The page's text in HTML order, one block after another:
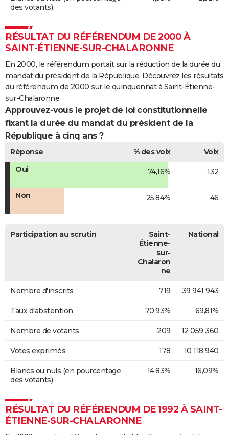
des votants)
RÉSULTAT DU RÉFÉRENDUM DE 2000 À
SAINT-ÉTIENNE-SUR-CHALARONNE
En 2000, le référendum portait sur la réduction de la durée du
mandat du président de la République. Découvrez les résultats
du référendum de 2000 sur le quinquennat à Saint-Étienne-
sur-Chalaronne.
Approuvez-vous le projet de loi constitutionnelle
fixant la durée du mandat du président de la
République à cinq ans ?
Réponse % des voix
Voix
Oui
74,16% 132
Non 25,84% 46
Participation au scrutin
Saint-
Étienne-
sur-
Chalaron
ne
National
Nombre d'inscrits 719 39 941 943
Taux d'abstention 70,93% 69,81%
Nombre de votants 209 12 059 360
Votes exprimés 178 10 118 940
Blancs ou nuls (en pourcentage
des votants)
14,83% 16,09%
RÉSULTAT DU RÉFÉRENDUM DE 1992 À SAINT-
ÉTIENNE-SUR-CHALARONNE